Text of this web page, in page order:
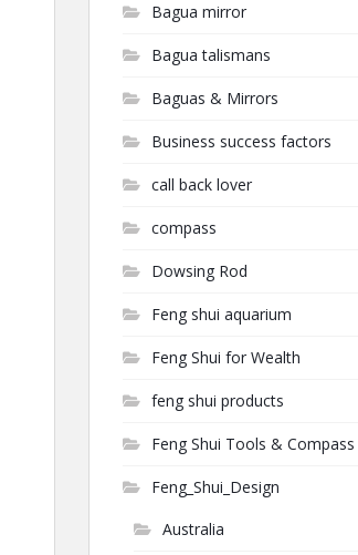
Bagua mirror
Bagua talismans
Baguas & Mirrors
Business success factors
call back lover
compass
Dowsing Rod
Feng shui aquarium
Feng Shui for Wealth
feng shui products
Feng Shui Tools & Compass
Feng_Shui_Design
Australia